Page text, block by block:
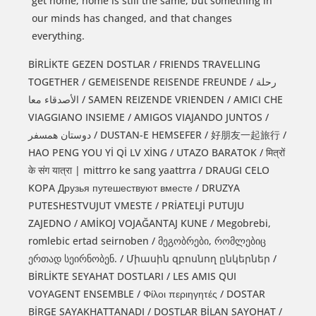
our minds has changed, and that changes
everything.
BİRLİKTE GEZEN DOSTLAR / FRIENDS TRAVELLING
TOGETHER / GEMEISENDE REISENDE FREUNDE / رحلة
الأصدقاء معا / SAMEN REIZENDE VRIENDEN / AMICI CHE
VIAGGIANO INSIEME / AMIGOS VIAJANDO JUNTOS /
دوستان همسفر / DUSTAN-E HEMSEFER / 好朋友一起旅行 /
HAO PENG YOU Yİ Qİ LV XİNG / UTAZO BARATOK / मित्रों
के संग यात्रा | mittrro ke sang yaattrra / DRAUGI CELO
KOPA Друзья путешествуют вместе / DRUZYA
PUTESHESTVUJUT VMESTE / PRİATELJİ PUTUJU
ZAJEDNO / AMİKOJ VOJAĞANTAJ KUNE / Megobrebi,
romlebic ertad seirnoben / მეგობრები, რომლებიც
ერთად სეირნობენ. / Միասին զբոսնող ընկերներ /
BİRLİKTE SEYAHAT DOSTLARI / LES AMIS QUI
VOYAGENT ENSEMBLE / Φίλοι περιηγητές / DOSTAR
BİRGE SAYAKHATTANADI / DOSTLAR BİLAN SAYOHAT /